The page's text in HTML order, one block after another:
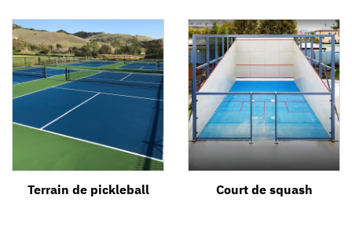
Terrain de pickleball Court de squash